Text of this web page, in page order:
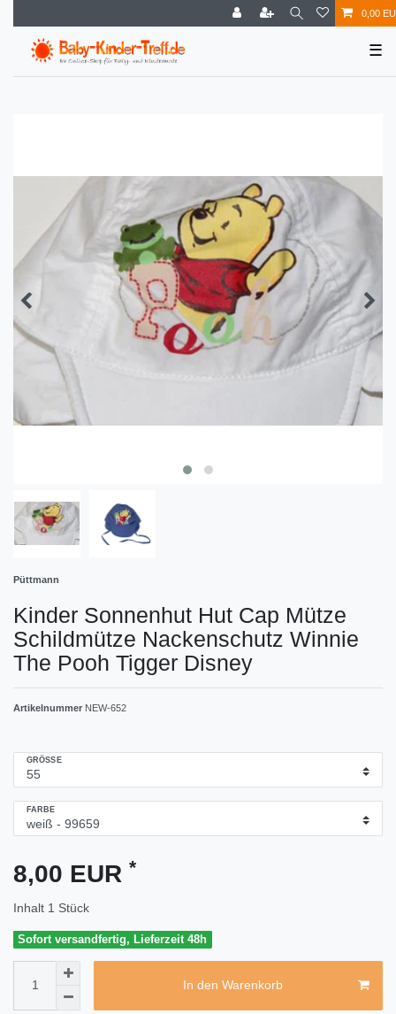
0,00
☰
Püttmann
Kinder Sonnenhut Hut Cap Mütze
Schildmütze Nackenschutz Winnie
The Pooh Tigger Disney
Artikelnummer NEW-652
GRÖSSE
FARBE
8,00 EUR *
Inhalt 1 Stück
Sofort versandfertig, Lieferzeit 48h
In den Warenkorb